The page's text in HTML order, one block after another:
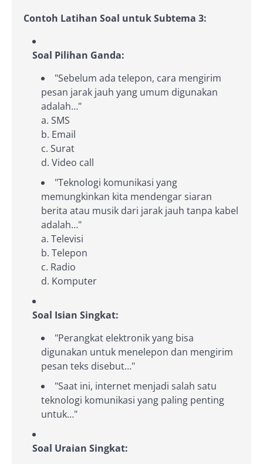
Contoh Latihan Soal untuk Subtema 3:
Soal Pilihan Ganda:
"Sebelum ada telepon, cara mengirim
pesan jarak jauh yang umum digunakan
adalah…"
a. SMS
b. Email
c. Surat
d. Video call
"Teknologi komunikasi yang
memungkinkan kita mendengar siaran
berita atau musik dari jarak jauh tanpa kabel
adalah…"
a. Televisi
b. Telepon
c. Radio
d. Komputer
Soal Isian Singkat:
"Perangkat elektronik yang bisa
digunakan untuk menelepon dan mengirim
pesan teks disebut…"
"Saat ini, internet menjadi salah satu
teknologi komunikasi yang paling penting
untuk…"
Soal Uraian Singkat: